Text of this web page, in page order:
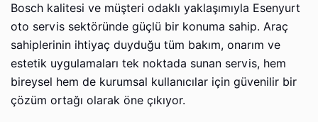
Bosch kalitesi ve müşteri odaklı yaklaşımıyla Esenyurt
oto servis sektöründe güçlü bir konuma sahip. Araç
sahiplerinin ihtiyaç duyduğu tüm bakım, onarım ve
estetik uygulamaları tek noktada sunan servis, hem
bireysel hem de kurumsal kullanıcılar için güvenilir bir
çözüm ortağı olarak öne çıkıyor.